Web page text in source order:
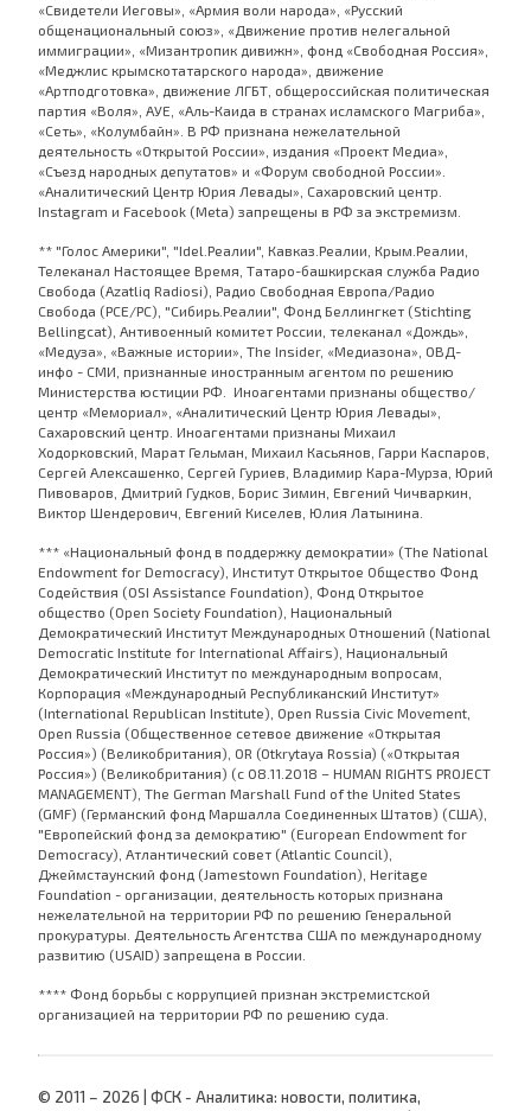
«Свидетели Иеговы», «Армия воли народа», «Русский
общенациональный союз», «Движение против нелегальной
иммиграции», «Мизантропик дивижн», фонд «Свободная Россия»,
«Меджлис крымскотатарского народа», движение
«Артподготовка», движение ЛГБТ, общероссийская политическая
партия «Воля», АУЕ, «Аль-Каида в странах исламского Магриба»,
«Сеть», «Колумбайн». В РФ признана нежелательной
деятельность «Открытой России», издания «Проект Медиа»,
«Съезд народных депутатов» и «Форум свободной России».
«Аналитический Центр Юрия Левады», Сахаровский центр.
Instagram и Facebook (Metа) запрещены в РФ за экстремизм.
** "Голос Америки", "Idel.Реалии", Кавказ.Реалии, Крым.Реалии,
Телеканал Настоящее Время, Татаро-башкирская служба Радио
Свобода (Azatliq Radiosi), Радио Свободная Европа/Радио
Свобода (PCE/PC), "Сибирь.Реалии", Фонд Беллингкет (Stichting
Bellingcat), Антивоенный комитет России, телеканал «Дождь»,
«Медуза», «Важные истории», The Insider, «Медиазона», ОВД-
инфо - СМИ, признанные иностранным агентом по решению
Министерства юстиции РФ. Иноагентами признаны общество/
центр «Мемориал», «Аналитический Центр Юрия Левады»,
Сахаровский центр. Иноагентами признаны Михаил
Ходорковский, Марат Гельман, Михаил Касьянов, Гарри Каспаров,
Сергей Алексашенко, Сергей Гуриев, Владимир Кара-Мурза, Юрий
Пивоваров, Дмитрий Гудков, Борис Зимин, Евгений Чичваркин,
Виктор Шендерович, Евгений Киселев, Юлия Латынина.
*** «Национальный фонд в поддержку демократии» (The National
Endowment for Democracy), Институт Открытое Общество Фонд
Содействия (OSI Assistance Foundation), Фонд Открытое
общество (Open Society Foundation), Национальный
Демократический Институт Международных Отношений (National
Democratic Institute for International Affairs), Национальный
Демократический Институт по международным вопросам,
Корпорация «Международный Республиканский Институт»
(International Republican Institute), Open Russia Civic Movement,
Open Russia (Общественное сетевое движение «Открытая
Россия») (Великобритания), OR (Otkrytaya Rossia) («Открытая
Россия») (Великобритания) (с 08.11.2018 – HUMAN RIGHTS PROJECT
MANAGEMENT), The German Marshall Fund of the United States
(GMF) (Германский фонд Маршалла Соединенных Штатов) (США),
"Европейский фонд за демократию" (European Endowment for
Democracy), Атлантический совет (Atlantic Council),
Джеймстаунский фонд (Jamestown Foundation), Heritage
Foundation - организации, деятельность которых признана
нежелательной на территории РФ по решению Генеральной
прокуратуры. Деятельность Агентства США по международному
развитию (USAID) запрещена в России.
**** Фонд борьбы с коррупцией признан экстремистской
организацией на территории РФ по решению суда.
© 2011 – 2026 | ФСК - Аналитика: новости, политика,